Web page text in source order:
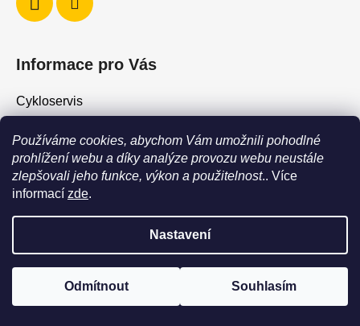
Používáme cookies, abychom Vám umožnili pohodlné
prohlížení webu a díky analýze provozu webu neustále
zlepšovali jeho funkce, výkon a použitelnost.. Více
informací zde.
Nastavení
Odmítnout Souhlasím
POZOR - stav zboží SKLADEM neodpovídá stavu na prodejně. Při
objednání zboží s vyzvednutím na prodejně vždy vyčkejte na
výzvu, že je zboží připraveno k vyzvednutí. Dostupnost zboží na
Informace pro Vás
Cykloservis
Obchodní podmínky
Podmínky ochrany osobních údajů
Jak vrátit / vyměnit zboží?
Copyright 2026Force Shop - Cyklo Hostivař. Všechna